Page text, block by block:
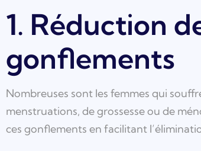
1. Réduction
gonflements
Nombreuses sont les femmes qui
menstruations, de grossesse ou de
ces gonflements en facilitant